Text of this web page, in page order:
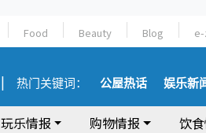
Food Beauty Blog
热门关键词： 公屋热话 娱乐新
玩乐情报 购物情报 饮